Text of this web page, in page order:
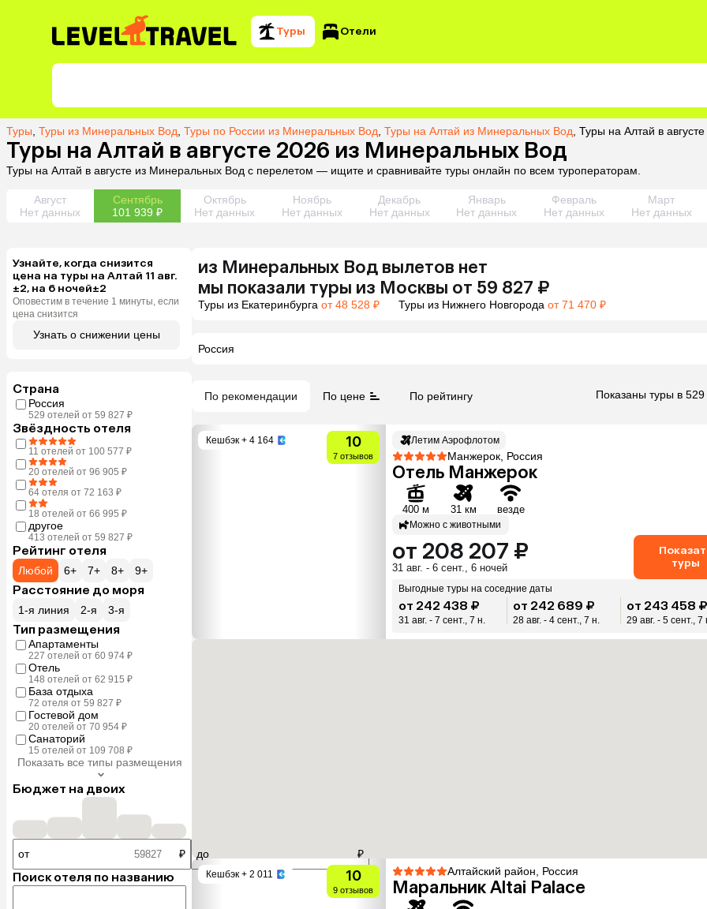
Туры Отели
Туры Туры из Минеральных Вод Туры по России из Минеральных Вод Туры на Алтай из Минеральных Вод Туры на Алтай в
Туры на Алтай в августе 2026 из Минеральных Вод
Туры на Алтай в августе из Минеральных Вод с перелетом — ищите и сравнивайте туры онлайн по всем туроператорам.
Август
Нет данных
Сентябрь
101 939 ₽
Октябрь
Нет данных
Ноябрь
Нет данных
Декабрь
Нет данных
Январь
Нет данных
Февраль
Нет данных
Март
Нет данных
Узнайте, когда снизится
цена на туры на Алтай 11 авг.
±2, на 6 ночей±2
Оповестим в течение 1 минуты, если
цена снизится
Узнать о снижении цены
Страна
Россия
529 отелей от 59 827 ₽
Звёздность отеля
11 отелей от 100 577 ₽
20 отелей от 96 905 ₽
64 отеля от 72 163 ₽
18 отелей от 66 995 ₽
другое
413 отелей от 59 827 ₽
Рейтинг отеля
Любой 6+ 7+ 8+ 9+
Расстояние до моря
1-я линия 2-я 3-я
Тип размещения
Апартаменты
227 отелей от 60 974 ₽
Отель
148 отелей от 62 915 ₽
База отдыха
72 отеля от 59 827 ₽
Гостевой дом
20 отелей от 70 954 ₽
Санаторий
15 отелей от 109 708 ₽
Показать все типы размещения
Бюджет на двоих
от ₽ до ₽
Поиск отеля по названию
из Минеральных Вод вылетов нет
мы показали туры из Москвы от 59 827 ₽
Туры из Екатеринбурга от 48 528 ₽ Туры из Нижнего Новгорода от 71 470 ₽
Россия
По рекомендации По цене По рейтингу Показаны туры в 529
Кешбэк + 4 164 10
7 отзывов
Летим Аэрофлотом
Манжерок, Россия
Отель Манжерок
400 м 31 км везде
Можно с животными
от 208 207 ₽
31 авг. - 6 сент., 6 ночей
туры
Выгодные туры на соседние даты
от 242 438 ₽
31 авг. - 7 сент., 7 н.
от 242 689 ₽
28 авг. - 4 сент., 7 н.
от 243 458
29 авг. - 5 сент., 7
Кешбэк + 2 011 10
9 отзывов
Алтайский район, Россия
Маральник Altai Palace